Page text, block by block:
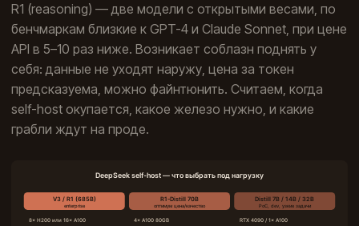
R1 (reasoning) — две модели с открытыми весами, по
бенчмаркам близкие к GPT-4 и Claude Sonnet, при цене
API в 5–10 раз ниже. Возникает соблазн поднять у
себя: данные не уходят наружу, цена за токен
предсказуема, можно файнтюнить. Считаем, когда
self-host окупается, какое железо нужно, и какие
грабли ждут на проде.